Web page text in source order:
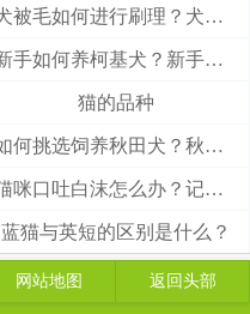
犬被毛如何进行刷理？犬被毛刷理方法！
新手如何养柯基犬？新手养柯基的四大要点
猫的品种
如何挑选饲养秋田犬？秋田犬有什么优缺点
猫咪口吐白沫怎么办？记住这3招能救猫一命
蓝猫与英短的区别是什么？
网站地图 返回头部